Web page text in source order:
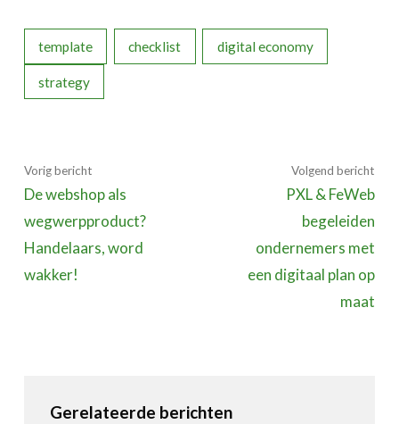
template checklist digital economy
strategy
Vorig bericht
De webshop als
wegwerpproduct?
Handelaars, word
wakker!
Volgend bericht
PXL & FeWeb
begeleiden
ondernemers met
een digitaal plan op
maat
Gerelateerde berichten